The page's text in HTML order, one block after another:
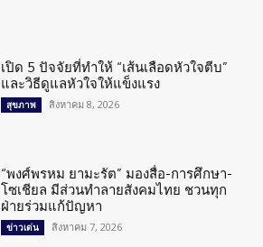
เปิด 5 ปัจจัยที่ทำให้ “เส้นเลือดหัวใจตีบ”
และวิธีดูแลหัวใจให้แข็งแรง
สุขภาพ สิงหาคม 8, 2026
“พงศ์พรหม ยามะรัต” มองสื่อ-การศึกษา-
โซเชียล มีส่วนทำลายสังคมไทย ชวนทุก
ฝ่ายร่วมแก้ปัญหา
ข่าวเด่น สิงหาคม 7, 2026